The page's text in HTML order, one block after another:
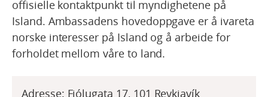
offisielle kontaktpunkt til myndighetene på
Island. Ambassadens hovedoppgave er å ivareta
norske interesser på Island og å arbeide for
forholdet mellom våre to land.
Adresse: Fjólugata 17, 101 Reykjavík